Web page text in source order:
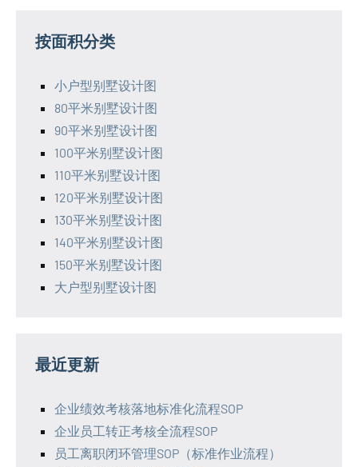
按面积分类
小户型别墅设计图
80平米别墅设计图
90平米别墅设计图
100平米别墅设计图
110平米别墅设计图
120平米别墅设计图
130平米别墅设计图
140平米别墅设计图
150平米别墅设计图
大户型别墅设计图
最近更新
企业绩效考核落地标准化流程SOP
企业员工转正考核全流程SOP
员工离职闭环管理SOP（标准作业流程）